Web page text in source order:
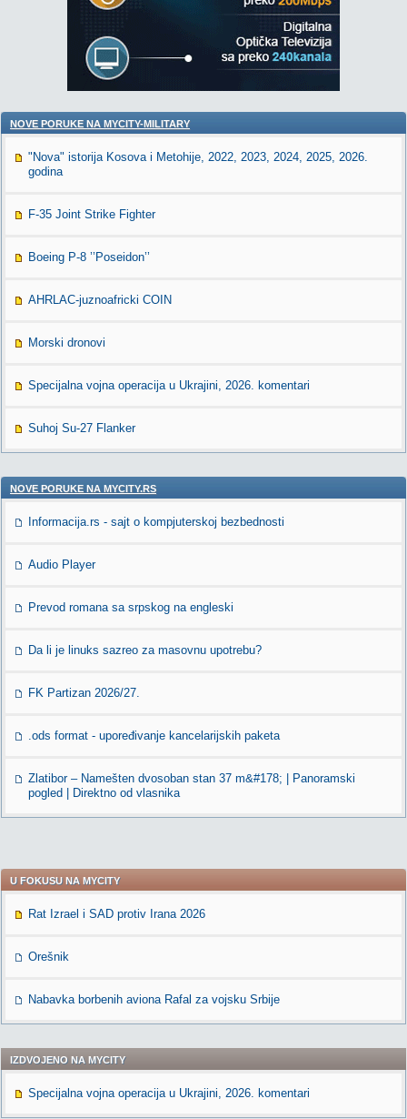
NOVE PORUKE NA MYCITY-MILITARY
"Nova" istorija Kosova i Metohije, 2022, 2023, 2024, 2025, 2026.
godina
F-35 Joint Strike Fighter
Boeing P-8 ’’Poseidon’’
AHRLAC-juznoafricki COIN
Morski dronovi
Specijalna vojna operacija u Ukrajini, 2026. komentari
Suhoj Su-27 Flanker
NOVE PORUKE NA MYCITY.RS
Informacija.rs - sajt o kompjuterskoj bezbednosti
Audio Player
Prevod romana sa srpskog na engleski
Da li je linuks sazreo za masovnu upotrebu?
FK Partizan 2026/27.
.ods format - upoređivanje kancelarijskih paketa
Zlatibor – Namešten dvosoban stan 37 m&#178; | Panoramski
pogled | Direktno od vlasnika
U FOKUSU NA MYCITY
Rat Izrael i SAD protiv Irana 2026
Orešnik
Nabavka borbenih aviona Rafal za vojsku Srbije
IZDVOJENO NA MYCITY
Specijalna vojna operacija u Ukrajini, 2026. komentari